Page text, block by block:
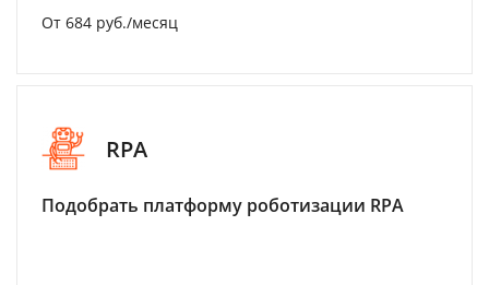
От 684 руб./месяц
RPA
Подобрать платформу роботизации RPA